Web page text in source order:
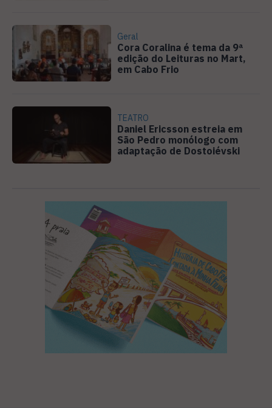
Geral
Cora Coralina é tema da 9ª
edição do Leituras no Mart,
em Cabo Frio
TEATRO
Daniel Ericsson estreia em
São Pedro monólogo com
adaptação de Dostoiévski